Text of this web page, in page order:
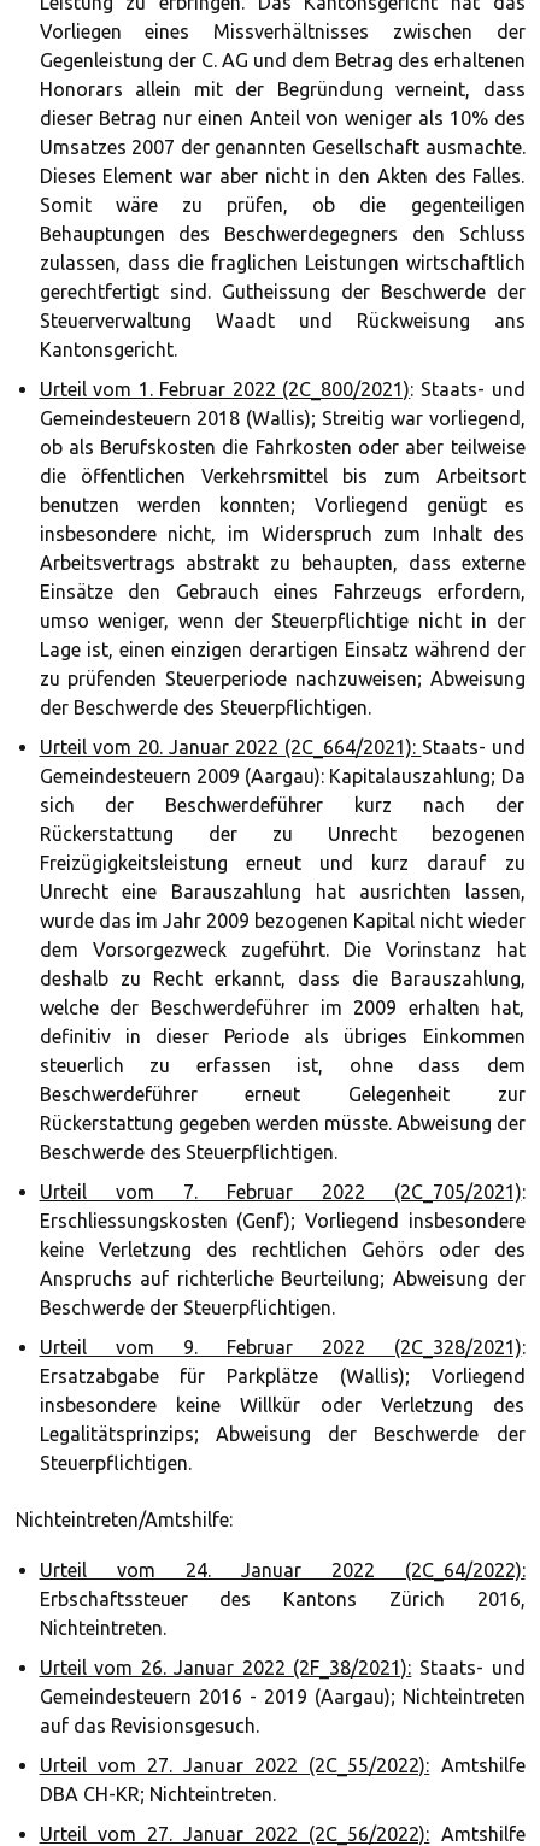
Vorliegen eines Missverhältnisses zwischen der
Gegenleistung der C. AG und dem Betrag des erhaltenen
Honorars allein mit der Begründung verneint, dass
dieser Betrag nur einen Anteil von weniger als 10% des
Umsatzes 2007 der genannten Gesellschaft ausmachte.
Dieses Element war aber nicht in den Akten des Falles.
Somit wäre zu prüfen, ob die gegenteiligen
Behauptungen des Beschwerdegegners den Schluss
zulassen, dass die fraglichen Leistungen wirtschaftlich
gerechtfertigt sind. Gutheissung der Beschwerde der
Steuerverwaltung Waadt und Rückweisung ans
Kantonsgericht.
Urteil vom 1. Februar 2022 (2C_800/2021): Staats- und
Gemeindesteuern 2018 (Wallis); Streitig war vorliegend,
ob als Berufskosten die Fahrkosten oder aber teilweise
die öffentlichen Verkehrsmittel bis zum Arbeitsort
benutzen werden konnten; Vorliegend genügt es
insbesondere nicht, im Widerspruch zum Inhalt des
Arbeitsvertrags abstrakt zu behaupten, dass externe
Einsätze den Gebrauch eines Fahrzeugs erfordern,
umso weniger, wenn der Steuerpflichtige nicht in der
Lage ist, einen einzigen derartigen Einsatz während der
zu prüfenden Steuerperiode nachzuweisen; Abweisung
der Beschwerde des Steuerpflichtigen.
Urteil vom 20. Januar 2022 (2C_664/2021): Staats- und
Gemeindesteuern 2009 (Aargau): Kapitalauszahlung; Da
sich der Beschwerdeführer kurz nach der
Rückerstattung der zu Unrecht bezogenen
Freizügigkeitsleistung erneut und kurz darauf zu
Unrecht eine Barauszahlung hat ausrichten lassen,
wurde das im Jahr 2009 bezogenen Kapital nicht wieder
dem Vorsorgezweck zugeführt. Die Vorinstanz hat
deshalb zu Recht erkannt, dass die Barauszahlung,
welche der Beschwerdeführer im 2009 erhalten hat,
definitiv in dieser Periode als übriges Einkommen
steuerlich zu erfassen ist, ohne dass dem
Beschwerdeführer erneut Gelegenheit zur
Rückerstattung gegeben werden müsste. Abweisung der
Beschwerde des Steuerpflichtigen.
Urteil vom 7. Februar 2022 (2C_705/2021):
Erschliessungskosten (Genf); Vorliegend insbesondere
keine Verletzung des rechtlichen Gehörs oder des
Anspruchs auf richterliche Beurteilung; Abweisung der
Beschwerde der Steuerpflichtigen.
Urteil vom 9. Februar 2022 (2C_328/2021):
Ersatzabgabe für Parkplätze (Wallis); Vorliegend
insbesondere keine Willkür oder Verletzung des
Legalitätsprinzips; Abweisung der Beschwerde der
Steuerpflichtigen.
Nichteintreten/Amtshilfe:
Urteil vom 24. Januar 2022 (2C_64/2022):
Erbschaftssteuer des Kantons Zürich 2016,
Nichteintreten.
Urteil vom 26. Januar 2022 (2F_38/2021): Staats- und
Gemeindesteuern 2016 - 2019 (Aargau); Nichteintreten
auf das Revisionsgesuch.
Urteil vom 27. Januar 2022 (2C_55/2022): Amtshilfe
DBA CH-KR; Nichteintreten.
Urteil vom 27. Januar 2022 (2C_56/2022): Amtshilfe